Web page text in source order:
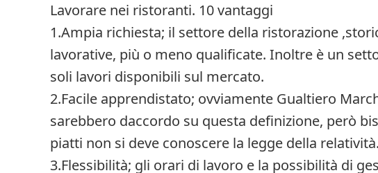
Lavorare nei ristoranti. 10 vantaggi
1.Ampia richiesta; il settore della ristorazione
lavorative, più o meno qualificate. Inoltre è un
soli lavori disponibili sul mercato.
2.Facile apprendistato; ovviamente Gualtiero
sarebbero daccordo su questa definizione, però
piatti non si deve conoscere la legge della relatività.
3.Flessibilità; gli orari di lavoro e la possibilità di